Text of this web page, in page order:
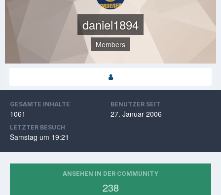
daniel1894
Members
GESAMTE INHALTE
1061
BENUTZER SEIT
27. Januar 2006
LETZTER BESUCH
Samstag um 19:21
ANSEHEN IN DER COMMUNITY
238